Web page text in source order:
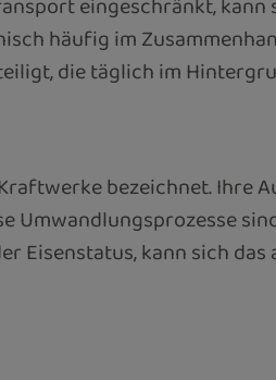
häufig im
die täglich im
bezeichnet. Ihre
Umwandlungsprozesse
Eisenstatus, kann sich